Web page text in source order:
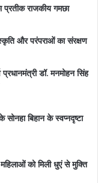
प्रतीक राजकीय गमछा
और परंपराओं का संरक्षण
डॉ. मनमोहन सिंह
सोनहा बिहान के स्वप्नदृष्टा
को मिली धुएं से मुक्ति